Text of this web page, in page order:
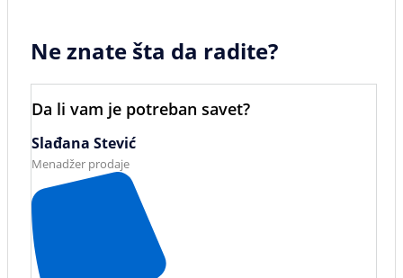
Ne znate šta da radite?
Da li vam je potreban savet?
Slađana Stević
Menadžer prodaje